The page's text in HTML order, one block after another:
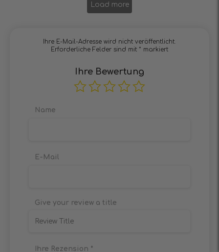
Load more
Ihre E-Mail-Adresse wird nicht veröffentlicht.
Erforderliche Felder sind mit * markiert
Give your review a title
Ihre Bewertung
Ihre Rezension *
Name
E-Mail